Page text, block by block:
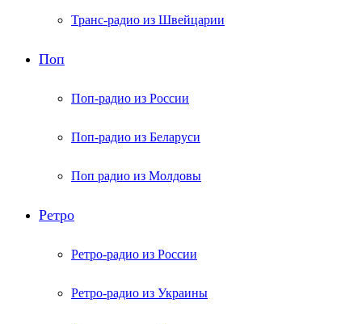
Транс-радио из Швейцарии
Поп
Поп-радио из России
Поп-радио из Беларуси
Поп радио из Молдовы
Ретро
Ретро-радио из России
Ретро-радио из Украины